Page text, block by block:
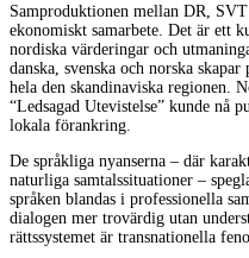
Samproduktionen mellan DR,
ekonomiskt samarbete. Det är ett
nordiska värderingar och
danska, svenska och norska
hela den skandinaviska regionen.
“Ledsagad Utevistelse” kunde nå
lokala förankring.
De språkliga nyanserna – där
naturliga samtalssituationer –
språken blandas i professionella
dialogen mer trovärdig utan
rättssystemet är transnationella